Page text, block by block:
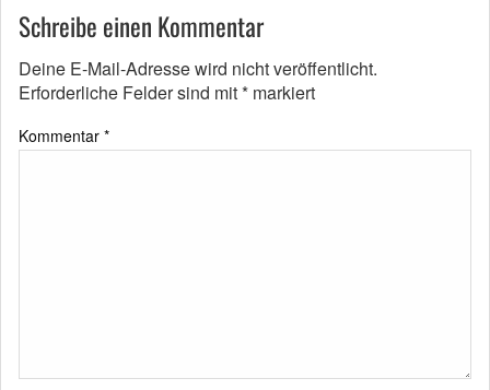
Schreibe einen Kommentar
Deine E-Mail-Adresse wird nicht veröffentlicht.
Erforderliche Felder sind mit* markiert
Kommentar *